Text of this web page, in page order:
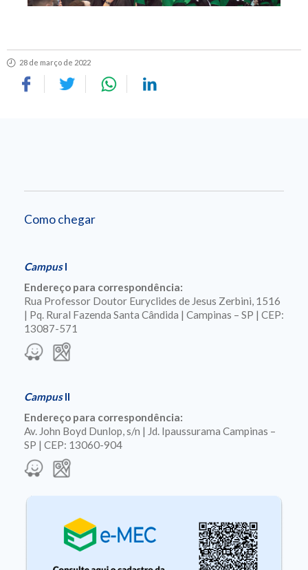
28 de março de 2022
Como chegar
CampusI
Endereço para correspondência:
Rua Professor Doutor Euryclides de Jesus Zerbini, 1516
| Pq. Rural Fazenda Santa Cândida | Campinas – SP | CEP:
13087-571
CampusII
Endereço para correspondência:
Av. John Boyd Dunlop, s/n | Jd. Ipaussurama Campinas –
SP | CEP: 13060-904